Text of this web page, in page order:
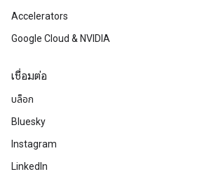
Accelerators
Google Cloud & NVIDIA
เชื่อมต่อ
บล็อก
Bluesky
Instagram
LinkedIn